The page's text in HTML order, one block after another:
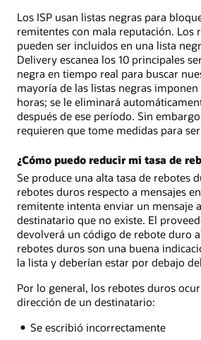
Los ISP usan listas negras para
remitentes con mala reputación. Los
pueden ser incluidos en una lista
Delivery escanea los 10 principales
negra en tiempo real para buscar
mayoría de las listas negras
horas; se le eliminará
después de ese período. Sin
requieren que tome medidas para
¿Cómo puedo reducir mi tasa de
Se produce una alta tasa de rebotes
rebotes duros respecto a mensajes
remitente intenta enviar un mensaje
destinatario que no existe. El
devolverá un código de rebote duro
rebotes duros son una buena
la lista y deberían estar por debajo
Por lo general, los rebotes duros
dirección de un destinatario:
Se escribió incorrectamente